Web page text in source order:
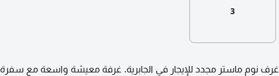
3
دور رئيسي مكون من 3 غرف نوم ماستر مجدد للإيجار في الجابرية. غرفة معيشة واسعة مع سفرة